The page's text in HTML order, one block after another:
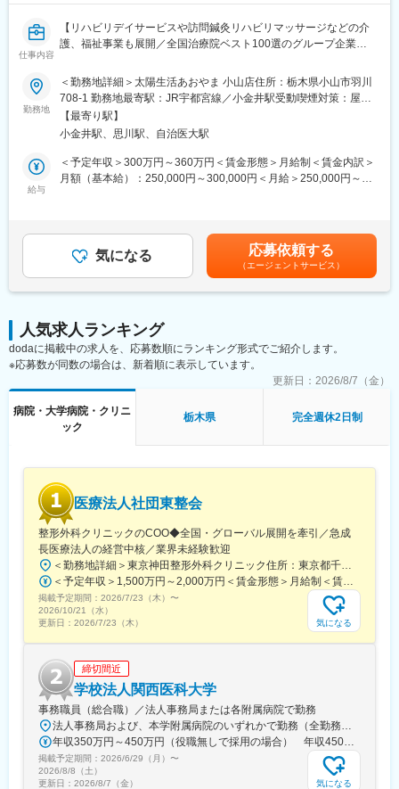
きるためのサポートをしています。
母体の「合同会社青山」は2010年創業にして介護福祉事業と鍼灸
す。
■働き方：
・独自のステップアップ制度でしっかり評価…当社独自のステッ
されます。
・復職制度あり！ライフステージが変わっても腰を据えて働けま
間を確保しながら無理なく働ける環境を実現しています。
人の役に立つ、誰かに必要とされると実感できる仕事だけに、や
れ異なるため、支援対象者となる方の居心地がよい居場所を見つ
けるのは簡単ではありません。それだけに、支援対象者の希望が
叶い生き生きと生活する姿は、仕事のやりがいや充実感、達成感
につながっています。
変更の範囲：会社の定める業務
仕事内容
【リハビリデイサービスや訪問鍼灸リハビリマッサージなどの介
護、福祉事業も展開／全国治療院ベスト100選のグループ企業／
導入で幅広いキャリアを築ける／正社員】
■業務概要：
成人障がい者の方々に対する健康管理や日常ケアのサポートを行
います。
■具体的な業務：
・必要に応じてトリアージや緊急処置にも対応し、医療機関との
連携も重要な役割になります。
ひとりの心身に"寄り添い"、日常生活のケアを重視した業務が中心
となります。
・勤務時間も病院に比べて柔軟であり、自分の時間を確保しなが
■こんな方にぴったり：
・プライベートと仕事を充実させたい方
・多忙な環境ではなく、勤務時間中も余裕をもって働きたい
・明るい雰囲気の職場で楽しく働きたい方
■生活介護支援事業所「太陽生活あおやま小山店」とは：
太陽生活あおやま小山店では、障がいをお持ちのご利用者さん一
人ひとりに応じた個別の支援計画を立て、日々の活動や進捗状況
のフォローアップをしております。食事や入浴等のサポートをし
ながら、ご利用者さんがお仕事を通して自己実現し、社会参加で
きるためのサポートをしています。
母体の「合同会社青山」は2010年創業にして介護福祉事業と鍼灸
■働き方：
・独自のステップアップ制度でしっかり評価…当社独自のステッ
プアップ制度を設けていますので、頑張った分だけしっかり評価
されます。
・復職制度あり！ライフステージが変わっても腰を据えて働けま
す
・残業ほぼなしでメリハリをつけて働ける…仕事のメリハリを大
勤務地
＜勤務地詳細＞太陽生活あおやま 小山店住所：栃木県小山市羽川
708-1 勤務地最寄駅：JR宇都宮線／小金井駅受動喫煙対策：屋内
全面禁煙変更の範囲：会社の定める事業所
【最寄り駅】
小金井駅、思川駅、自治医大駅
給与
＜予定年収＞300万円～360万円＜賃金形態＞月給制＜賃金内訳＞
月額（基本給）：250,000円～300,000円＜月給＞250,000円～
額)は固定手当を含めた表記です。
気になる 応募依頼する
（エージェントサービス）
人気求人ランキング
dodaに掲載中の求人を、応募数順にランキング形式でご紹介します。
※応募数が同数の場合は、新着順に表示しています。
更新日： 2026/8/7（金）
病院・大学病院・クリニ
ック
栃木県 完全週休2日制
医療法人社団東整会
整形外科クリニックのCOO◆全国・グローバル展開を牽引／急成
長医療法人の経営中核／業界未経験歓迎
＜勤務地詳細＞東京神田整形外科クリニック住所：東京都千代田区鍛冶町2丁目8-6 メディカルプライム神田3F勤務地最寄駅：JR山手線／神田駅受動喫煙対策：屋内全面禁煙変更の範囲：会社の定める事業所
＜予定年収＞1,500万円～2,000万円＜賃金形態＞月給制＜賃金内訳＞月額（基本給）：1,200,000円～1,500,000円＜月給＞1,200,000円～1,500,000円＜昇給有無＞有＜残業手当＞有＜給与補足＞※経験やスキルを考慮して決定します。■昇給：年1回■賞与：年2回賃金はあくまでも目安の金額であり、選考を通じて上下する可能性があります。月給(月額)は固定手当を含めた表記です。
掲載予定期間： 2026/7/23（木） 〜
2026/10/21（水）
更新日： 2026/7/23（木） 気になる
締切間近
学校法人関西医科大学
事務職員（総合職）／法人事務局または各附属病院で勤務
法人事務局および、本学附属病院のいずれかで勤務（全勤務地、最寄り駅から徒歩5分以内）【関西医科大学 法人事務局】大阪府枚方市新町2丁目5-1■京阪本線 枚方市駅～徒歩5分※京阪 枚方市駅まで…・京阪 京橋駅から特急乗車14分・京阪 中書島駅から特急乗車16分【附属病院】大阪府枚方市新町2丁目3-1■京阪本線 枚方市駅～徒歩3分【総合医療センター】大阪府守口市文園町10-15■京阪本線 滝井駅～徒歩3分■地下鉄谷町線・今里筋線 太子橋今市駅～徒歩5分 ※京阪 滝井駅まで… ・京阪 京橋駅から各停乗車9分 ※谷町線 太子橋今市駅まで…・谷町線 大日駅から乗車8分・谷町線 東梅田駅から乗車13分【香里病院】大阪府寝屋川市香里本通町8-45■京阪本線 香里園駅～徒歩1分 ※京阪 香里園駅まで… ・京阪 京橋駅・樟葉駅から準急乗車15分 ・京阪中書島駅から準急乗車35分（特急乗車、枚方市駅で乗り換えると25分） ◎経験・能力など適性を考慮し配属します。 ※転居を伴う転勤なし※U・Iターン歓迎
年収350万円～450万円（役職無しで採用の場合） 年収450万円～550万円（主任級で採用の場合）
掲載予定期間： 2026/6/29（月） 〜
2026/8/8（土）
更新日： 2026/8/7（金） 気になる